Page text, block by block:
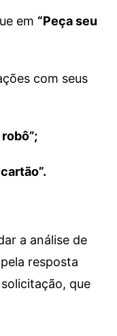
em “Peça seu
com seus
a análise de
resposta
que